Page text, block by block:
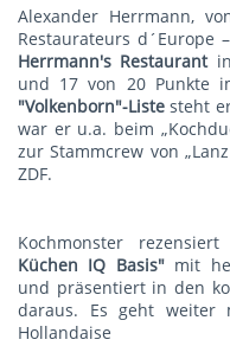
Alexander Herrmann,
Restaurateurs d´Europe
Herrmann's Restaurant
und 17 von 20 Punkte
"Volkenborn"-Liste steht
war er u.a. beim
zur Stammcrew von
ZDF.
Kochmonster
Küchen IQ Basis" mit
und präsentiert in den
daraus. Es geht weiter
Hollandaise